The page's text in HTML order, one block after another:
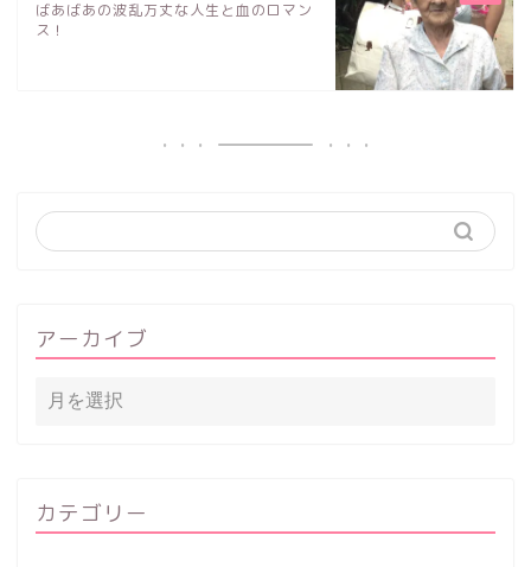
ばあばあの波乱万丈な人生と血のロマン
ス！
アーカイブ
カテゴリー